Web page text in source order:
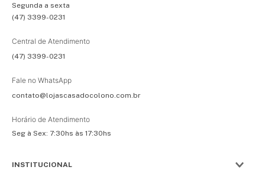
Segunda a sexta
(47) 3399-0231
Central de Atendimento
(47) 3399-0231
Fale no WhatsApp
contato@lojascasadocolono.com.br
Horário de Atendimento
Seg à Sex: 7:30hs às 17:30hs
INSTITUCIONAL